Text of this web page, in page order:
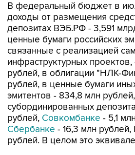
В федеральный бюджет в
доходы от размещения
депозитах ВЭБ.РФ - 3,591
ценные бумаги российских
связанные с реализацией
инфраструктурных
рублей, в облигации "НЛК-
рублей, в ценные бумаги
эмитентов - 834,8 млн
субординированных
рублей, Совкомбанке - 5,1
Сбербанке - 16,3 млн
рублей. В целом это